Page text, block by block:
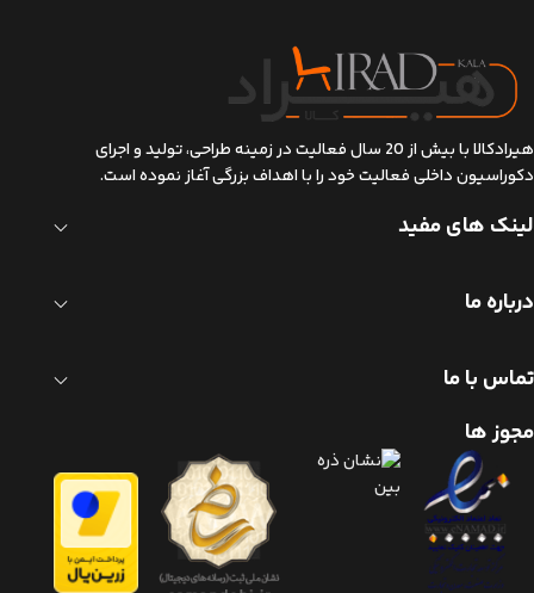
هیرادکالا با بیش از 20 سال فعالیت در زمینه طراحی، تولید و اجرای
دکوراسیون داخلی فعالیت خود را با اهداف بزرگی آغاز نموده است.
لینک های مفید
درباره ما
تماس با ما
مجوز ها